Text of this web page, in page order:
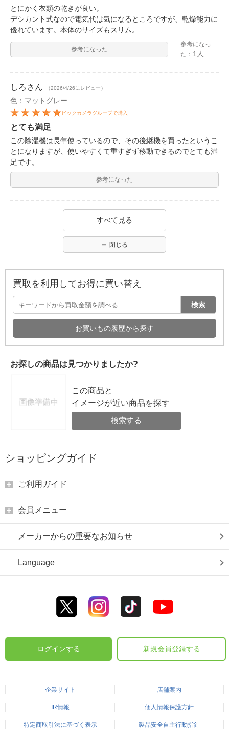
とにかく衣類の乾きが良い。
デシカント式なので電気代は気になるところですが、乾燥能力に
優れています。本体のサイズもスリム。
参考になった
参考になっ
た： 1人
しろ さん （2026/4/26にレビュー）
色：マットグレー
ビックカメラグループで購入
とても満足
この除湿機は長年使っているので、その後継機を買ったというこ
とになりますが、使いやすくて重すぎず移動できるのでとても満
足です。
参考になった
すべて見る
閉じる
買取を利用してお得に買い替え
検索
お買いもの履歴から探す
お探しの商品は見つかりましたか?
この商品と
イメージが近い商品を探す
検索する
ショッピングガイド
ご利用ガイド
会員メニュー
メーカーからの重要なお知らせ
Language
ログインする 新規会員登録する
企業サイト 店舗案内
IR情報 個人情報保護方針
特定商取引法に基づく表示 製品安全自主行動指針